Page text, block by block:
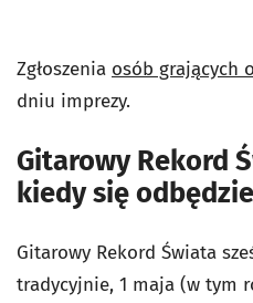
Zgłoszenia osób grających
dniu imprezy.
Gitarowy Rekord
kiedy się odbędzie
Gitarowy Rekord Świata
tradycyjnie, 1 maja (w tym